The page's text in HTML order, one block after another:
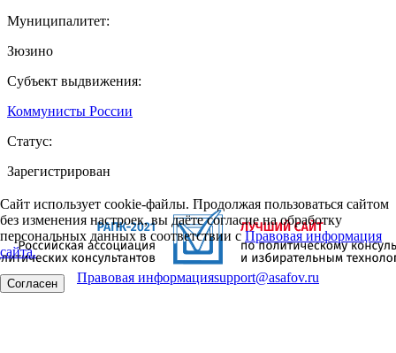
Муниципалитет:
Зюзино
Субъект выдвижения:
Коммунисты России
Статус:
Зарегистрирован
Сайт использует cookie-файлы. Продолжая пользоваться сайтом
без изменения настроек, вы даёте согласие на обработку
персональных данных в соответствии сПравовая информация
сайта.
Согласен Правовая информацияsupport@asafov.ru